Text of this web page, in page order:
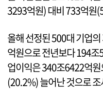
3293억원) 대비 733억원
올해 선정된 500대 기업
억원으로 전년보다 194
업이익은 340조6422억
(20.2%) 늘어난 것으로